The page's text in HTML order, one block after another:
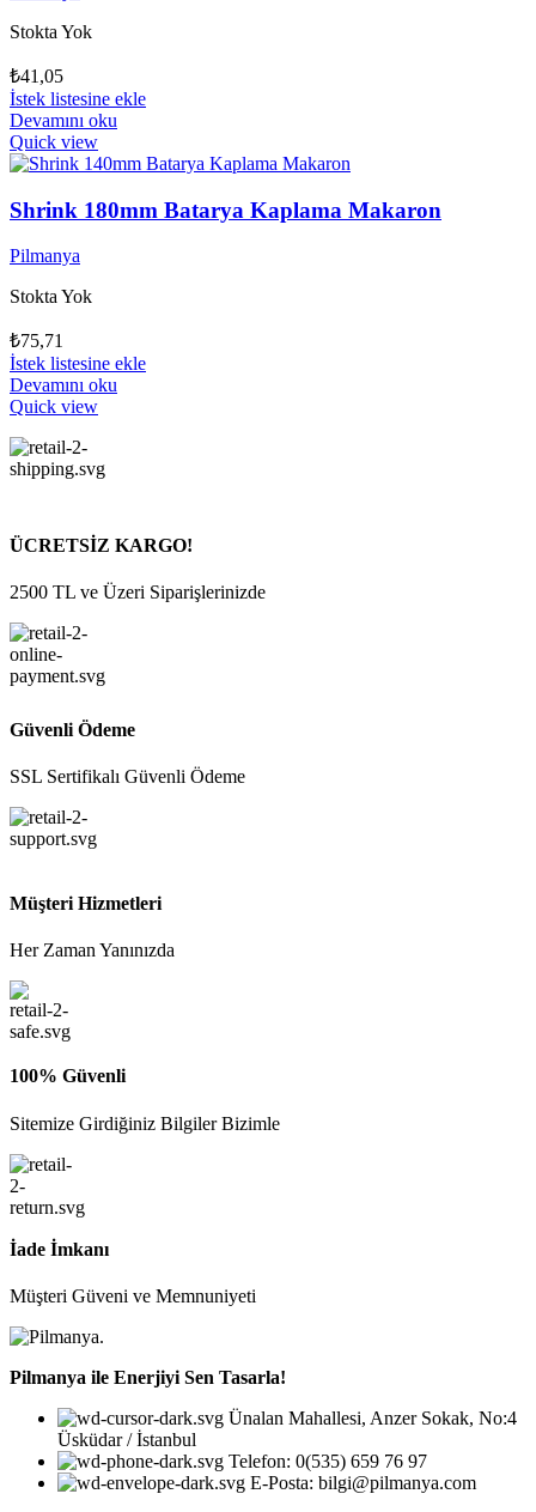
Stokta Yok
₺41,05
İstek listesine ekle
Devamını oku
Quick view
Shrink 180mm Batarya Kaplama Makaron
Pilmanya
Stokta Yok
₺75,71
İstek listesine ekle
Devamını oku
Quick view
ÜCRETSİZ KARGO!
2500 TL ve Üzeri Siparişlerinizde
Güvenli Ödeme
SSL Sertifikalı Güvenli Ödeme
Müşteri Hizmetleri
Her Zaman Yanınızda
100% Güvenli
Sitemize Girdiğiniz Bilgiler Bizimle
İade İmkanı
Müşteri Güveni ve Memnuniyeti
Pilmanya ile Enerjiyi Sen Tasarla!
Ünalan Mahallesi, Anzer Sokak, No:4
Üsküdar / İstanbul
Telefon: 0(535) 659 76 97
E-Posta: bilgi@pilmanya.com